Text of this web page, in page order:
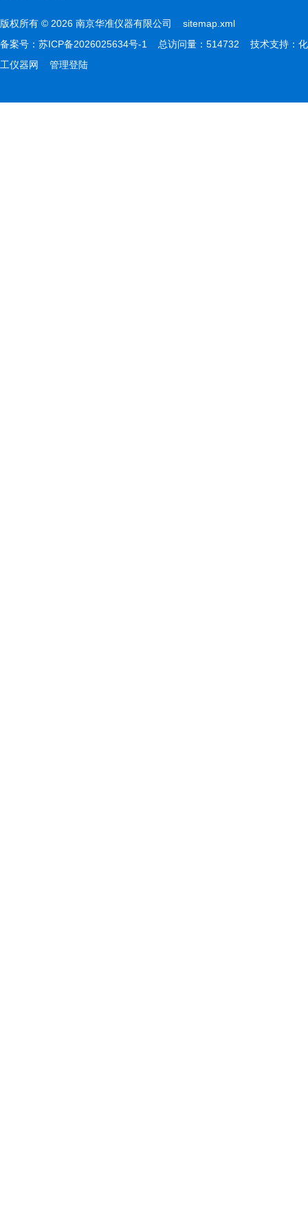
版权所有 © 2026 南京华准仪器有限公司 sitemap.xml
备案号： 苏ICP备2026025634号-1 总访问量：514732 技术支持： 化
工仪器网
管理登陆